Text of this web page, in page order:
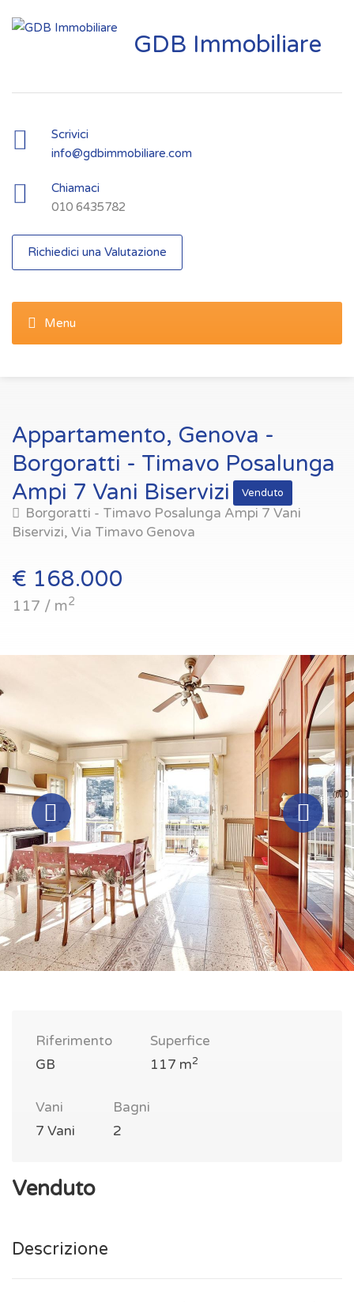
GDB Immobiliare
Scrivici
info@gdbimmobiliare.com
Chiamaci
010 6435782
Richiedici una Valutazione
Appartamento, Genova -
Borgoratti - Timavo Posalunga
Ampi 7 Vani Biservizi
Venduto
Borgoratti - Timavo Posalunga Ampi 7 Vani
Biservizi, Via Timavo Genova
€ 168.000
117 / m2
Riferimento
GB
Superfice
117 m2
Vani
7 Vani
Bagni
2
Venduto
Descrizione